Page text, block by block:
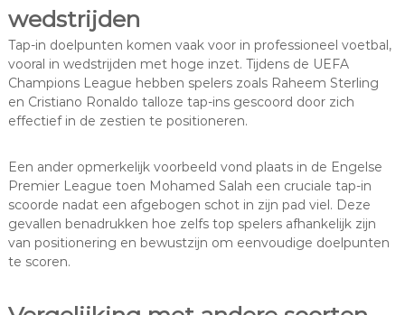
wedstrijden
Tap-in doelpunten komen vaak voor in professioneel voetbal,
vooral in wedstrijden met hoge inzet. Tijdens de UEFA
Champions League hebben spelers zoals Raheem Sterling
en Cristiano Ronaldo talloze tap-ins gescoord door zich
effectief in de zestien te positioneren.
Een ander opmerkelijk voorbeeld vond plaats in de Engelse
Premier League toen Mohamed Salah een cruciale tap-in
scoorde nadat een afgebogen schot in zijn pad viel. Deze
gevallen benadrukken hoe zelfs top spelers afhankelijk zijn
van positionering en bewustzijn om eenvoudige doelpunten
te scoren.